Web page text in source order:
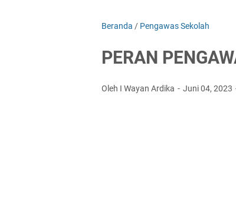
Beranda / Pengawas Sekolah
PERAN
Oleh I Wayan Ardika Juni 04, 2023